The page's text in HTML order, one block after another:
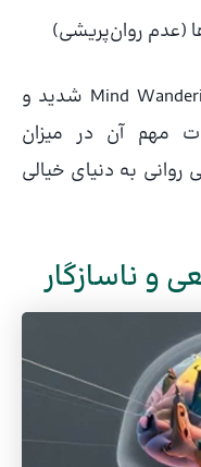
(عدم روان‌پریشی)
از نظر شناختی، این پدیده به «Mind Wandering شدید و
مهم آن در میزان
روانی به دنیای خیالی
و ناسازگار